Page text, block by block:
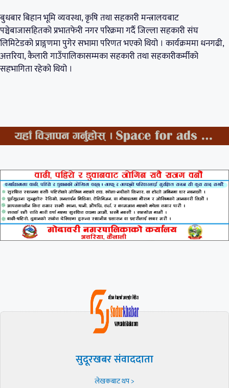
बुधबार बिहान भूमि व्यवस्था, कृषि तथा सहकारी मन्त्रालयबाट
पञ्चेबाजासहितको प्रभातफेरी नगर परिक्रमा गर्दै जिल्ला सहकारी संघ
लिमिटेडको प्राङ्गणमा पुगेर सभामा परिणत भएको थियो । कार्यक्रममा धनगढी,
अत्तरिया, कैलारी गाउँपालिकासम्मका सहकारी तथा सहकारीकर्मीको
सहभागिता रहेको थियो ।
सुदूरखबर संवाददाता
लेखकबाट थप >